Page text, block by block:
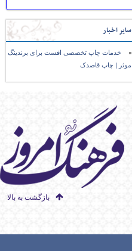
سایر اخبار
خدمات چاپ تخصصی افست برای برندینگ
موثر | چاپ قاصدک
بازگشت به بالا